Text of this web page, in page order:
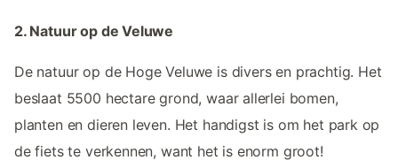
2. Natuur op de Veluwe
De natuur op de Hoge Veluwe is divers en prachtig. Het
beslaat 5500 hectare grond, waar allerlei bomen,
planten en dieren leven. Het handigst is om het park op
de fiets te verkennen, want het is enorm groot!